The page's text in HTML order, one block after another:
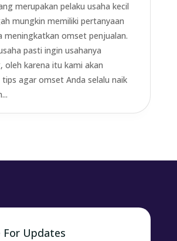
merupakan pelaku usaha kecil
mungkin memiliki pertanyaan
meningkatkan omset penjualan.
pasti ingin usahanya
oleh karena itu kami akan
agar omset Anda selalu naik
For Updates